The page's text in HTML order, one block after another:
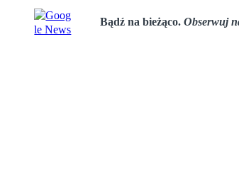
Bądź na bieżąco. Obserwuj